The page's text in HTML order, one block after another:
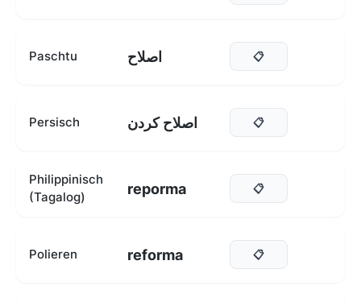
Paschtu اصلاح 📋
Persisch اصلاح کردن 📋
Philippinisch
(Tagalog)
reporma 📋
Polieren reforma 📋